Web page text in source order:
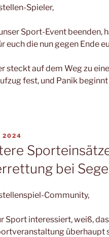
Spieler,
Sport-Event beenden,
euch die nun gegen Ende
steckt auf dem Weg zu
fest, und Panik
2024
bei
Community,
Sport interessiert, weiß,
überhaupt